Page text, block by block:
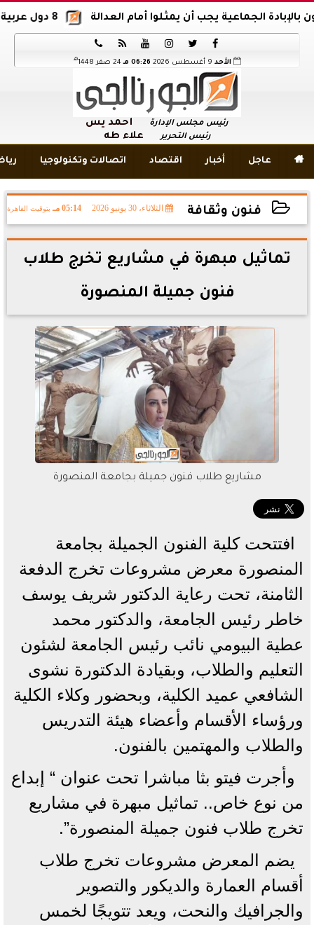
8 دول عربية وإسلامية تدين اقتحام المسجد الأقصى الجماعية يجب أن يمثلوا أمام العدالة






الأحد 06:26 مـ 24 صفر 1448 هـ
رئيس مجلس الإدارة أحمد يس
رئيس التحرير علاء طه
 عاجل أخبار اقتصاد اتصالات وتكنولوجيا
فنون وثقافة الثلاثاء، 30 يونيو 2026 05:14 مـ بتوقيت القاهرة
2026-06-30 17:14:52
تماثيل مبهرة في مشاريع تخرج طلاب
فنون جميلة المنصورة
مشاريع طلاب فنون جميلة بجامعة المنصورة
افتتحت كلية الفنون الجميلة بجامعة
المنصورة معرض مشروعات تخرج الدفعة
الثامنة، تحت رعاية الدكتور شريف يوسف
خاطر رئيس الجامعة، والدكتور محمد
عطية البيومي نائب رئيس الجامعة لشئون
التعليم والطلاب، وبقيادة الدكتورة نشوى
الشافعي عميد الكلية، وبحضور وكلاء الكلية
ورؤساء الأقسام وأعضاء هيئة التدريس
والطلاب والمهتمين بالفنون.
وأجرت فيتو بثا مباشرا تحت عنوان “ إبداع
من نوع خاص.. تماثيل مبهرة في مشاريع
تخرج طلاب فنون جميلة المنصورة”.
يضم المعرض مشروعات تخرج طلاب
أقسام العمارة والديكور والتصوير
والجرافيك والنحت، ويعد تتويجًا لخمس